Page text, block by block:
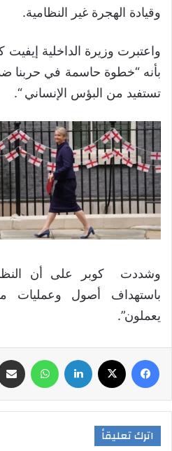
وقيادة الهجرة غير النظامية.
واعتبرت وزيرة الداخلية إيفيت
بأنه “خطوة حاسمة في حربنا ضد
تستفيد من البؤس الإنساني “.
وشددت كوبر على أن
باستهداف أصول وعمليات
يعملون”.
اترك تعليقاً